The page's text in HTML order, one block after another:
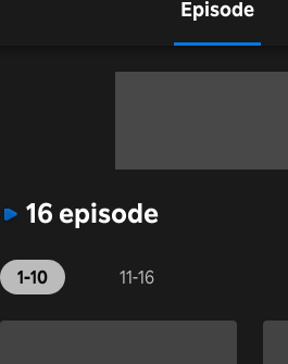
Episode
16 episode
1-10 11-16